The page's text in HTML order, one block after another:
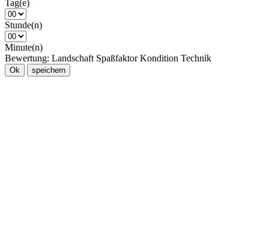
Tag(e)
Stunde(n)
Minute(n)
Bewertung: Landschaft Spaßfaktor Kondition Technik
Ok speichern